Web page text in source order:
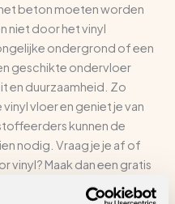
beton moeten worden
niet door het vinyl
ondergrond of een
geschikte ondervloer
en duurzaamheid. Zo
vloer en geniet je van
kunnen de
nodig. Vraag je je af of
vinyl? Maak dan een gratis
een ondervloercheck en